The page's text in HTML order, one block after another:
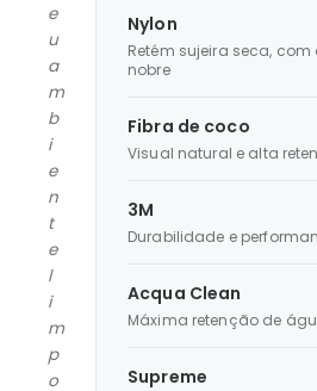
e
u
a
m
b
i
e
n
t
e
l
i
m
p
o
Nylon
Retém sujeira seca,
nobre
Fibra de coco
Visual natural e alta
3M
Durabilidade e
Acqua Clean
Máxima retenção de
Supreme